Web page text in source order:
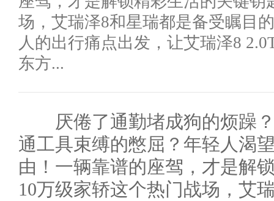
场，艾瑞泽8和星瑞都是备受瞩目
人的出行痛点出发，让艾瑞泽8
东方...
厌倦了通勤堵成狗的烦躁？
通工具束缚的憋屈？年轻人渴
由！一辆靠谱的座驾，才是解
10万级家轿这个热门战场，艾